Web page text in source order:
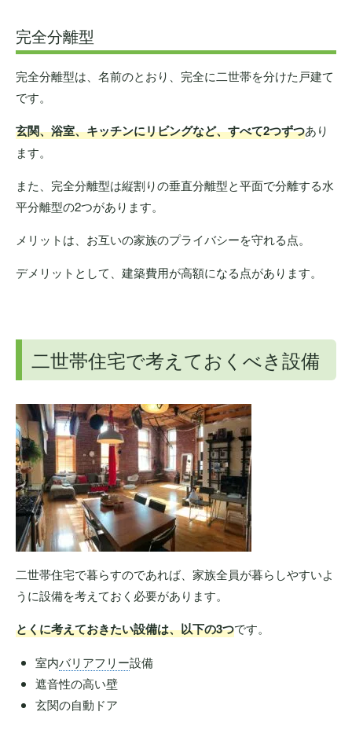
完全分離型
完全分離型は、名前のとおり、完全に二世帯を分けた戸建て
です。
玄関、浴室、キッチンにリビングなど、すべて2つずつあり
ます。
また、完全分離型は縦割りの垂直分離型と平面で分離する水
平分離型の2つがあります。
メリットは、お互いの家族のプライバシーを守れる点。
デメリットとして、建築費用が高額になる点があります。
二世帯住宅で考えておくべき設備
二世帯住宅で暮らすのであれば、家族全員が暮らしやすいよ
うに設備を考えておく必要があります。
とくに考えておきたい設備は、以下の3つです。
室内バリアフリー設備
遮音性の高い壁
玄関の自動ドア